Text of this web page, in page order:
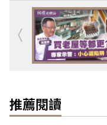
推薦閱讀